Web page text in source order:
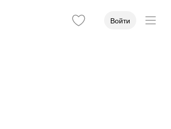
Войти